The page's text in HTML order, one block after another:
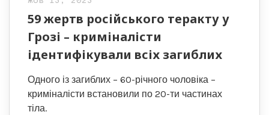
59 жертв російського теракту у
Грозі – криміналісти
ідентифікували всіх загиблих
Одного із загиблих – 60-річного чоловіка –
криміналісти встановили по 20-ти частинах
тіла.